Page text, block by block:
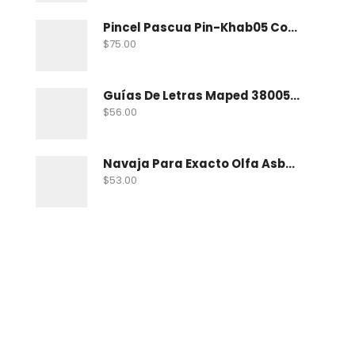
Pincel Pascua Pin-Khab05 Con 15
$75.00
Guías De Letras Maped 38005 No. 5
$56.00
Navaja Para Exacto Olfa Asbb-10 C/10 Nav
$53.00